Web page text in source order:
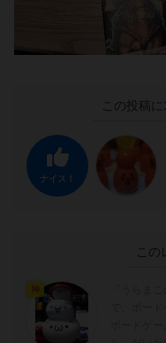
この投稿に
ナイス！
こ